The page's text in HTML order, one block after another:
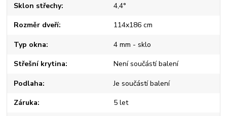
Sklon střechy 4,4°
Rozměr dveří 114x186 cm
Typ okna 4 mm - sklo
Střešní krytina Není součástí balení
Podlaha Je součástí balení
Záruka 5 let